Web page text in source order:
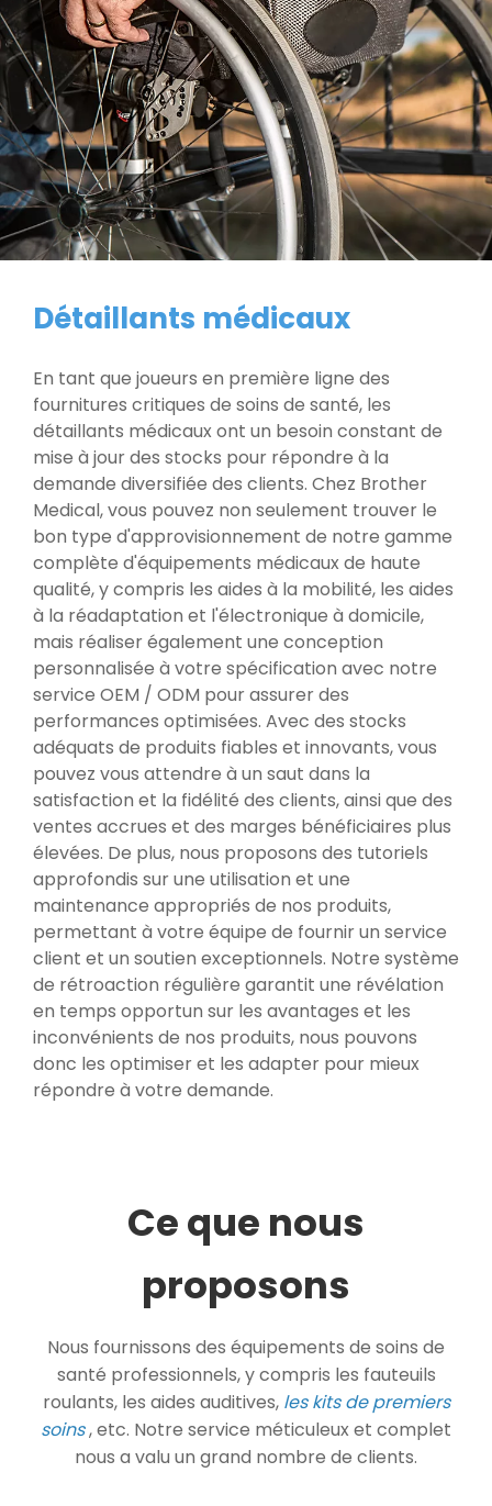
Détaillants médicaux
En tant que joueurs en première ligne des
fournitures critiques de soins de santé, les
détaillants médicaux ont un besoin constant de
mise à jour des stocks pour répondre à la
demande diversifiée des clients. Chez Brother
Medical, vous pouvez non seulement trouver le
bon type d'approvisionnement de notre gamme
complète d'équipements médicaux de haute
qualité, y compris les aides à la mobilité, les aides
à la réadaptation et l'électronique à domicile,
mais réaliser également une conception
personnalisée à votre spécification avec notre
service OEM / ODM pour assurer des
performances optimisées. Avec des stocks
adéquats de produits fiables et innovants, vous
pouvez vous attendre à un saut dans la
satisfaction et la fidélité des clients, ainsi que des
ventes accrues et des marges bénéficiaires plus
élevées. De plus, nous proposons des tutoriels
approfondis sur une utilisation et une
maintenance appropriés de nos produits,
permettant à votre équipe de fournir un service
client et un soutien exceptionnels. Notre système
de rétroaction régulière garantit une révélation
en temps opportun sur les avantages et les
inconvénients de nos produits, nous pouvons
donc les optimiser et les adapter pour mieux
répondre à votre demande.
Ce que nous
proposons
Nous fournissons des équipements de soins de
santé professionnels, y compris les fauteuils
roulants, les aides auditives, les kits de premiers
soins, etc. Notre service méticuleux et complet
nous a valu un grand nombre de clients.